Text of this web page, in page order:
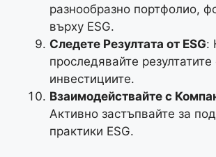
разнообразно портфолио,
върху ESG.
Следете Резултата от ESG:
проследявайте резултатите
инвестициите.
Взаимодействайте с
Активно застъпвайте за
практики ESG.